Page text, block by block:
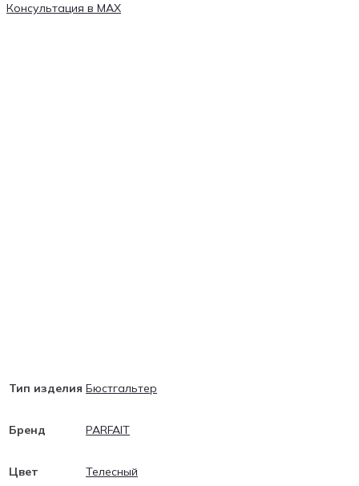
Консультация в MAX
Тип изделия Бюстгальтер
Бренд PARFAIT
Цвет Телесный